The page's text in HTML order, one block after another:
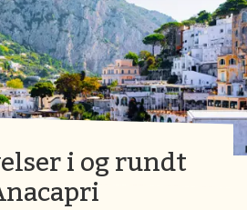
i og rundt